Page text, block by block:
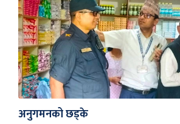
अनुगमनको छड्के